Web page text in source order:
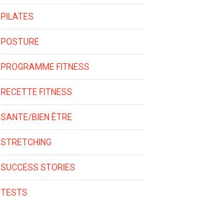
PILATES
POSTURE
PROGRAMME FITNESS
RECETTE FITNESS
SANTE/BIEN ÊTRE
STRETCHING
SUCCESS STORIES
TESTS